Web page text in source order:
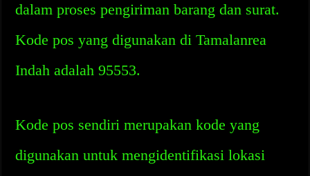
dalam proses pengiriman barang dan surat.
Kode pos yang digunakan di Tamalanrea
Indah adalah 95553.
Kode pos sendiri merupakan kode yang
digunakan untuk mengidentifikasi lokasi